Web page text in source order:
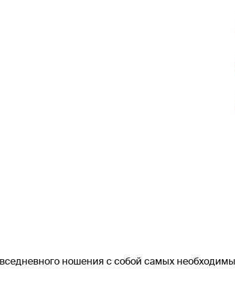
ношения с собой самых